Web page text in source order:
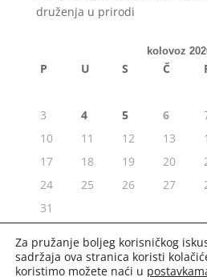
druženja u prirodi
kolovoz
P U S Č
3
4 5 6
10
11 12 13
17
18 19 20
24
25 26 27
31
« srp
Za pružanje boljeg korisničkog
sadržaja ova stranica koristi
koristimo možete naći u